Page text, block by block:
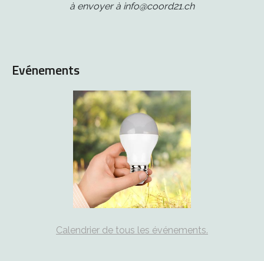
à envoyer à info@coord21.ch
Evénements
Calendrier de tous les événements.